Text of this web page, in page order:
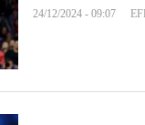
24/12/2024 - 09:07